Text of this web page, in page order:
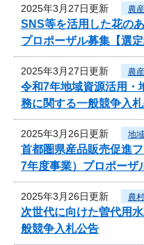
2025年3月27日更新 農
SNS等を活用した花の
プロポーザル募集【選定
2025年3月27日更新 農
令和7年地域資源活用・
務に関する一般競争入
2025年3月26日更新 地
首都圏県産品販売促進
7年度事業）プロポーザ
2025年3月26日更新 農
次世代に向けた曽代用
般競争入札公告